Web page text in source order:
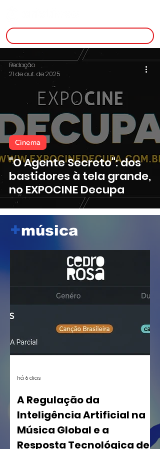
"O Agente Secreto": dos
bastidores à tela grande,
no EXPOCINE Decupa
Cinema
Redação
21 de out. de 2025
+música
A Regulação da
Inteligência Artificial na
Música Global e a
Resposta Tecnológica de
há 6 dias